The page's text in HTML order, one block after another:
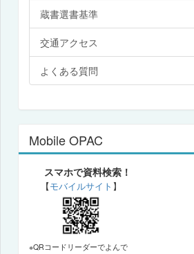
蔵書選書基準
交通アクセス
よくある質問
Mobile OPAC
スマホで資料検索！
【モバイルサイト 】
※QRコードリーダーでよんで